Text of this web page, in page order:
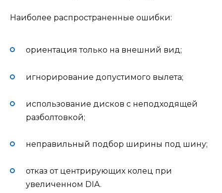
Наиболее распространенные ошибки:
ориентация только на внешний вид;
игнорирование допустимого вылета;
использование дисков с неподходящей
разболтовкой;
неправильный подбор ширины под шину;
отказ от центрирующих колец при
увеличенном DIA.